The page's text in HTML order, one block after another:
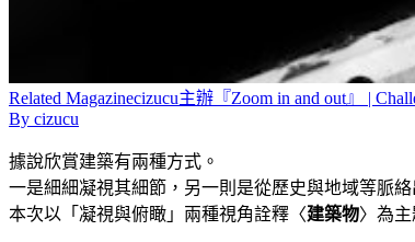
Related Magazinecizucu主辦『Zoom in and out』 |
By cizucu
據說欣賞建築有兩種方式。
一是細細凝視其細節，另一則是從歷史與地域等脈
本次以「凝視與俯瞰」兩種視角詮釋〈建築物〉為